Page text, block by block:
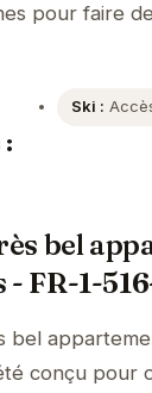
pour faire
:
Ski :
bel
FR-1-
bel
conçu